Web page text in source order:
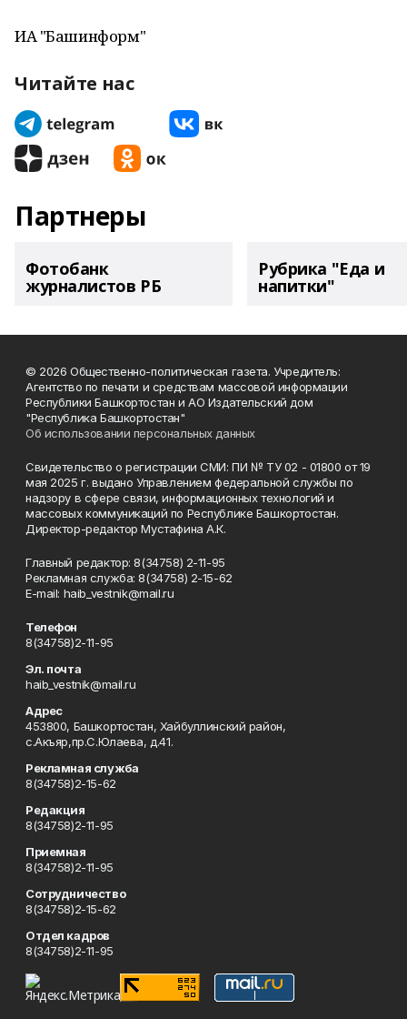
ИА "Башинформ"
Читайте нас
Партнеры
Фотобанк
журналистов РБ
Рубрика "Еда и
напитки"
© 2026 Общественно-политическая газета. Учредитель:
Агентство по печати и средствам массовой информации
Республики Башкортостан и АО Издательский дом
"Республика Башкортостан"
Об использовании персональных данных
Свидетельство о регистрации СМИ: ПИ № ТУ 02 - 01800 от 19
мая 2025 г. выдано Управлением федеральной службы по
надзору в сфере связи, информационных технологий и
массовых коммуникаций по Республике Башкортостан.
Директор-редактор Мустафина А.К.
Главный редактор: 8(34758) 2-11-95
Рекламная служба: 8(34758) 2-15-62
Е-mаil: haib_vestnik@mail.ru
Телефон
8(34758)2-11-95
Эл. почта
haib_vestnik@mail.ru
Адрес
453800, Башкортостан, Хайбуллинский район,
с.Акъяр,пр.С.Юлаева, д.41.
Рекламная служба
8(34758)2-15-62
Редакция
8(34758)2-11-95
Приемная
8(34758)2-11-95
Сотрудничество
8(34758)2-15-62
Отдел кадров
8(34758)2-11-95